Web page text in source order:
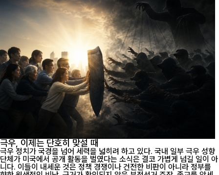
극우, 이제는 단호히 맞설 때
극우 정치가 국경을 넘어 세력을 넓히려 하고 있다. 국내 일부 극우 성향
단체가 미국에서 공개 활동을 벌였다는 소식은 결코 가볍게 넘길 일이 아
니다. 이들이 내세운 것은 정책 경쟁이나 건전한 비판이 아니라 정부를